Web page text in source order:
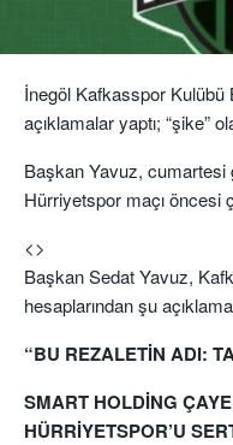
İnegöl Kafkasspor Kulübü
açıklamalar yaptı; “şike”
Başkan Yavuz,
Hürriyetspor maçı öncesi
<>
Başkan Sedat Yavuz,
hesaplarından şu
“BU REZALETİN ADI:
SMART HOLDİNG
HÜRRİYETSPOR’U